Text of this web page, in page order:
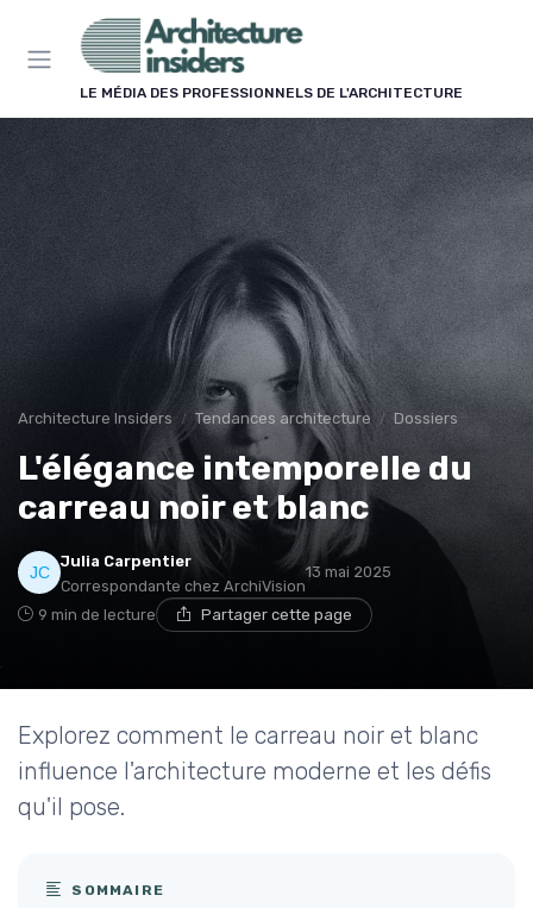
LE MÉDIA DES PROFESSIONNELS DE L'ARCHITECTURE
Architecture Insiders Tendances architecture Dossiers
L'élégance intemporelle du
carreau noir et blanc
Julia Carpentier
Correspondante chez ArchiVision
13 mai 2025
9 min de lecture Partager cette page
Explorez comment le carreau noir et blanc
influence l'architecture moderne et les défis
qu'il pose.
SOMMAIRE
Panneau de gestion des cookies